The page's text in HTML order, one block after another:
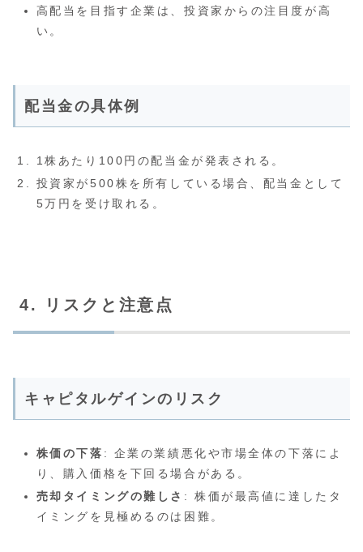
高配当を目指す企業は、投資家からの注目度が高
い。
配当金の具体例
1株あたり100円の配当金が発表される。
投資家が500株を所有している場合、配当金として
5万円を受け取れる。
4. リスクと注意点
キャピタルゲインのリスク
株価の下落 : 企業の業績悪化や市場全体の下落によ
り、購入価格を下回る場合がある。
売却タイミングの難しさ : 株価が最高値に達したタ
イミングを見極めるのは困難。